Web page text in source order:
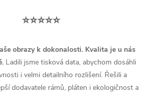
⭐⭐⭐⭐⭐
obrazy k dokonalosti. Kvalita je u nás
Ladili jsme tisková data, abychom dosáhli
i velmi detailního rozlišení. Řešili a
dodavatele rámů, pláten i ekologičnost a